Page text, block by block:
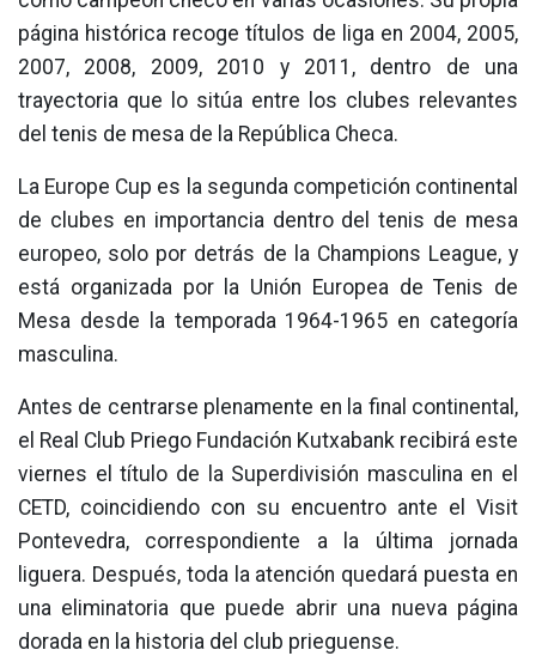
página histórica recoge títulos de liga en 2004, 2005,
2007, 2008, 2009, 2010 y 2011, dentro de una
trayectoria que lo sitúa entre los clubes relevantes
del tenis de mesa de la República Checa.
La Europe Cup es la segunda competición continental
de clubes en importancia dentro del tenis de mesa
europeo, solo por detrás de la Champions League, y
está organizada por la Unión Europea de Tenis de
Mesa desde la temporada 1964-1965 en categoría
masculina.
Antes de centrarse plenamente en la final continental,
el Real Club Priego Fundación Kutxabank recibirá este
viernes el título de la Superdivisión masculina en el
CETD, coincidiendo con su encuentro ante el Visit
Pontevedra, correspondiente a la última jornada
liguera. Después, toda la atención quedará puesta en
una eliminatoria que puede abrir una nueva página
dorada en la historia del club prieguense.